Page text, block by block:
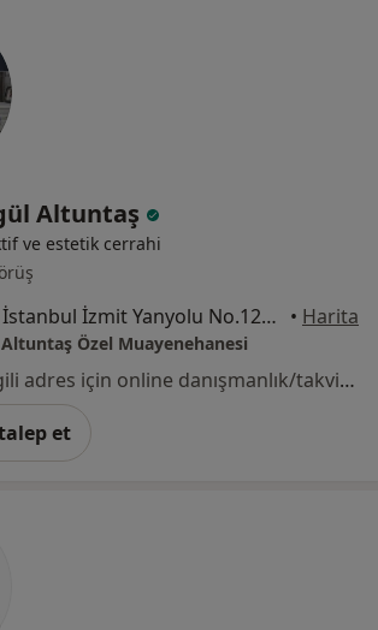
Altuntaş
ve estetik cerrahi
Körfez Mah. İstanbul İzmit Yanyolu No.125 Kat:2, Kocaeli • Harita
Özel Muayenehanesi
Bu uzman ilgili adres için online danışmanlık/takvim sunmuyor.
et